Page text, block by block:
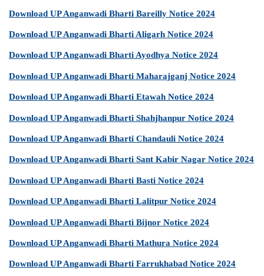
Download UP Anganwadi Bharti Bareilly Notice 2024
Download UP Anganwadi Bharti Aligarh Notice 2024
Download UP Anganwadi Bharti Ayodhya Notice 2024
Download UP Anganwadi Bharti Maharajganj Notice 2024
Download UP Anganwadi Bharti Etawah Notice 2024
Download UP Anganwadi Bharti Shahjhanpur Notice 2024
Download UP Anganwadi Bharti Chandauli Notice 2024
Download UP Anganwadi Bharti Sant Kabir Nagar Notice 2024
Download UP Anganwadi Bharti Basti Notice 2024
Download UP Anganwadi Bharti Lalitpur Notice 2024
Download UP Anganwadi Bharti Bijnor Notice 2024
Download UP Anganwadi Bharti Mathura Notice 2024
Download UP Anganwadi Bharti Farrukhabad Notice 2024